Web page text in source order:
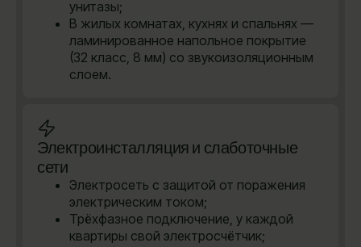
унитазы;
В жилых комнатах, кухнях и спальнях —
ламинированное напольное покрытие
(32 класс, 8 мм) со звукоизоляционным
слоем.
Электроинсталляция и слаботочные
сети
Электросеть с защитой от поражения
электрическим током;
Трёхфазное подключение, у каждой
квартиры свой электросчётчик;